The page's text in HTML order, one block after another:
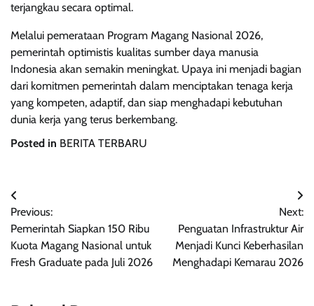
terjangkau secara optimal.
Melalui pemerataan Program Magang Nasional 2026,
pemerintah optimistis kualitas sumber daya manusia
Indonesia akan semakin meningkat. Upaya ini menjadi bagian
dari komitmen pemerintah dalam menciptakan tenaga kerja
yang kompeten, adaptif, dan siap menghadapi kebutuhan
dunia kerja yang terus berkembang.
Posted in BERITA TERBARU
Navigasi
pos
Previous:
Pemerintah Siapkan 150 Ribu
Kuota Magang Nasional untuk
Fresh Graduate pada Juli 2026
Next:
Penguatan Infrastruktur Air
Menjadi Kunci Keberhasilan
Menghadapi Kemarau 2026